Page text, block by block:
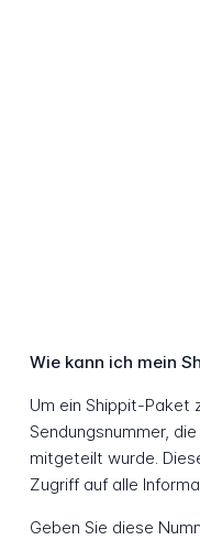
Wie kann ich mein
Um ein Shippit-Paket
Sendungsnummer,
mitgeteilt wurde.
Zugriff auf alle
Geben Sie diese